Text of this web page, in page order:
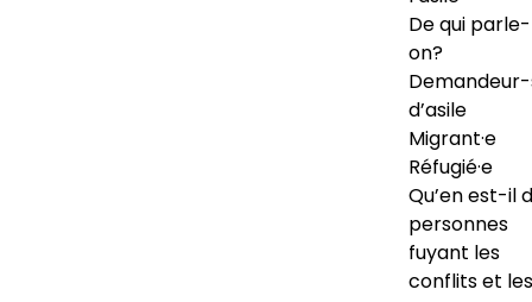
De qui
on?
d’asile
Migrant·e
Réfugié·e
Qu’en est-il
personnes
fuyant les
conflits et les